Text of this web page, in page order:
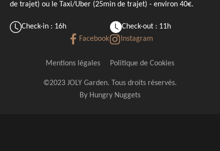
de trajet) ou le Taxi/Uber (25min de trajet) - environ 40€.
Check-in : 16h
Check-out : 11h
Facebook
Instagram
©2023 JOLY Garden. Tous droits réservés.
Mentions légales Politique de Cookies
By Hungry Nuggets